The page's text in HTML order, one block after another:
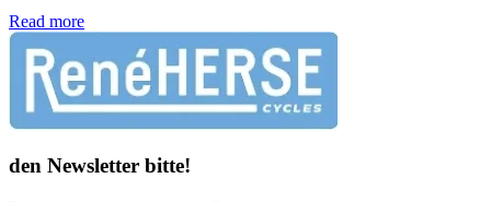
Read more
den Newsletter bitte!